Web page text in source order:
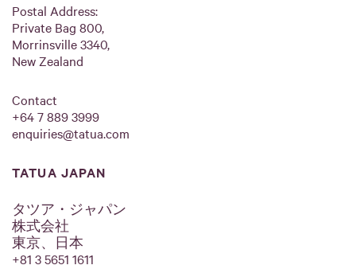
Postal Address:
Private Bag 800,
Morrinsville 3340,
New Zealand
Contact
+64 7 889 3999
enquiries@tatua.com
TATUA JAPAN
タツア・ジャパン
株式会社
東京、日本
+81 3 5651 1611